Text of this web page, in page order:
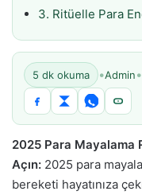
3. Ritüelle Para
5 dk okuma •Admin•
2025 Para Mayalama
Açın: 2025 para
bereketi hayatınıza